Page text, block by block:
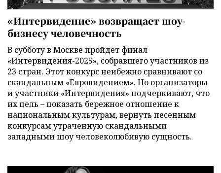
«Интервидение» возвращает шоу-
бизнесу человечность
В субботу в Москве пройдет финал
«Интервидения-2025», собравшего участников из
23 стран. Этот конкурс неибежно сравнивают со
скандальным «Евровидением». Но организаторы
и участники «Интервидения» подчеркивают, что
их цель – показать бережное отношение к
национальным культурам, вернуть песенным
конкурсам утраченную скандальными
западными шоу человеколюбивую сущность.